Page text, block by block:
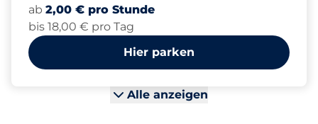
ab 2,00 € pro Stunde
bis 18,00 € pro Tag
Hier parken
Alle anzeigen